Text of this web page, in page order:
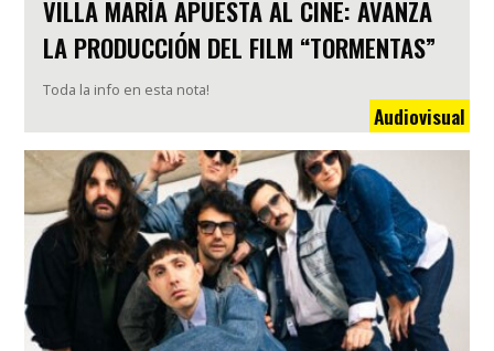
VILLA MARÍA APUESTA AL CINE: AVANZA
LA PRODUCCIÓN DEL FILM “TORMENTAS”
Toda la info en esta nota!
Audiovisual